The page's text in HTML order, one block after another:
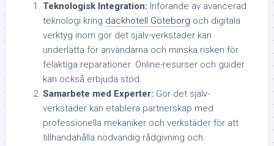
Teknologisk Integration: Införande av avancerad
teknologi kring däckhotell Göteborg och digitala
verktyg inom gör det själv-verkstäder kan
underlätta för användarna och minska risken för
felaktiga reparationer. Online-resurser och guider
kan också erbjuda stöd.
Samarbete med Experter: Gör det själv-
verkstäder kan etablera partnerskap med
professionella mekaniker och verkstäder för att
tillhandahålla nödvändig rådgivning och